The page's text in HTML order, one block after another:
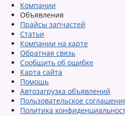
Компании
Объявления
Прайсы запчастей
Статьи
Компании на карте
Обратная связь
Сообщить об ошибке
Карта сайта
Помощь
Автозагрузка объявлений
Пользовательское
Политика